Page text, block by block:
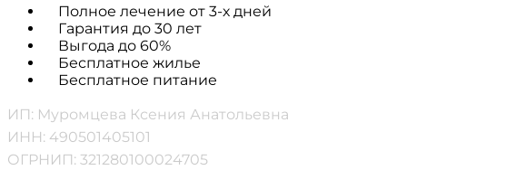
Полное лечение от 3-х дней
Гарантия до 30 лет
Выгода до 60%
Бесплатное жилье
Бесплатное питание
ИП: Муромцева Ксения Анатольевна
ИНН: 490501405101
ОГРНИП: 321280100024705